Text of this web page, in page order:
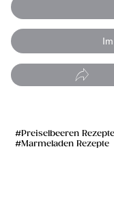
Preiselbeeren Rezepte
Marmeladen Rezepte